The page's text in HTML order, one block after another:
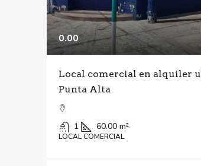
0.00
Local comercial en alquiler
Punta Alta
1 60.00 m²
LOCAL COMERCIAL